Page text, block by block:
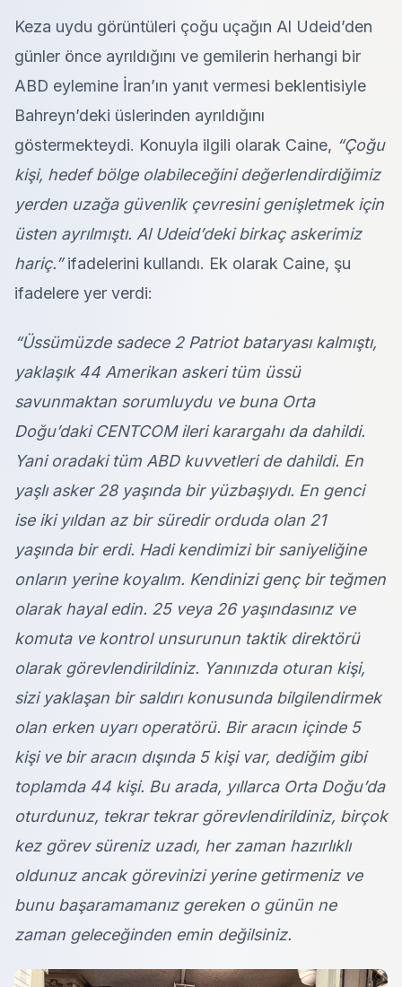
Keza uydu görüntüleri çoğu uçağın Al Udeid’den
günler önce ayrıldığını ve gemilerin herhangi bir
ABD eylemine İran’ın yanıt vermesi beklentisiyle
Bahreyn’deki üslerinden ayrıldığını
göstermekteydi. Konuyla ilgili olarak Caine, “Çoğu
kişi, hedef bölge olabileceğini değerlendirdiğimiz
yerden uzağa güvenlik çevresini genişletmek için
üsten ayrılmıştı. Al Udeid’deki birkaç askerimiz
hariç.”ifadelerini kullandı. Ek olarak Caine, şu
ifadelere yer verdi:
“Üssümüzde sadece 2 Patriot bataryası kalmıştı,
yaklaşık 44 Amerikan askeri tüm üssü
savunmaktan sorumluydu ve buna Orta
Doğu’daki CENTCOM ileri karargahı da dahildi.
Yani oradaki tüm ABD kuvvetleri de dahildi. En
yaşlı asker 28 yaşında bir yüzbaşıydı. En genci
ise iki yıldan az bir süredir orduda olan 21
yaşında bir erdi. Hadi kendimizi bir saniyeliğine
onların yerine koyalım. Kendinizi genç bir teğmen
olarak hayal edin. 25 veya 26 yaşındasınız ve
komuta ve kontrol unsurunun taktik direktörü
olarak görevlendirildiniz. Yanınızda oturan kişi,
sizi yaklaşan bir saldırı konusunda bilgilendirmek
olan erken uyarı operatörü. Bir aracın içinde 5
kişi ve bir aracın dışında 5 kişi var, dediğim gibi
toplamda 44 kişi. Bu arada, yıllarca Orta Doğu’da
oturdunuz, tekrar tekrar görevlendirildiniz, birçok
kez görev süreniz uzadı, her zaman hazırlıklı
oldunuz ancak görevinizi yerine getirmeniz ve
bunu başaramamanız gereken o günün ne
zaman geleceğinden emin değilsiniz.